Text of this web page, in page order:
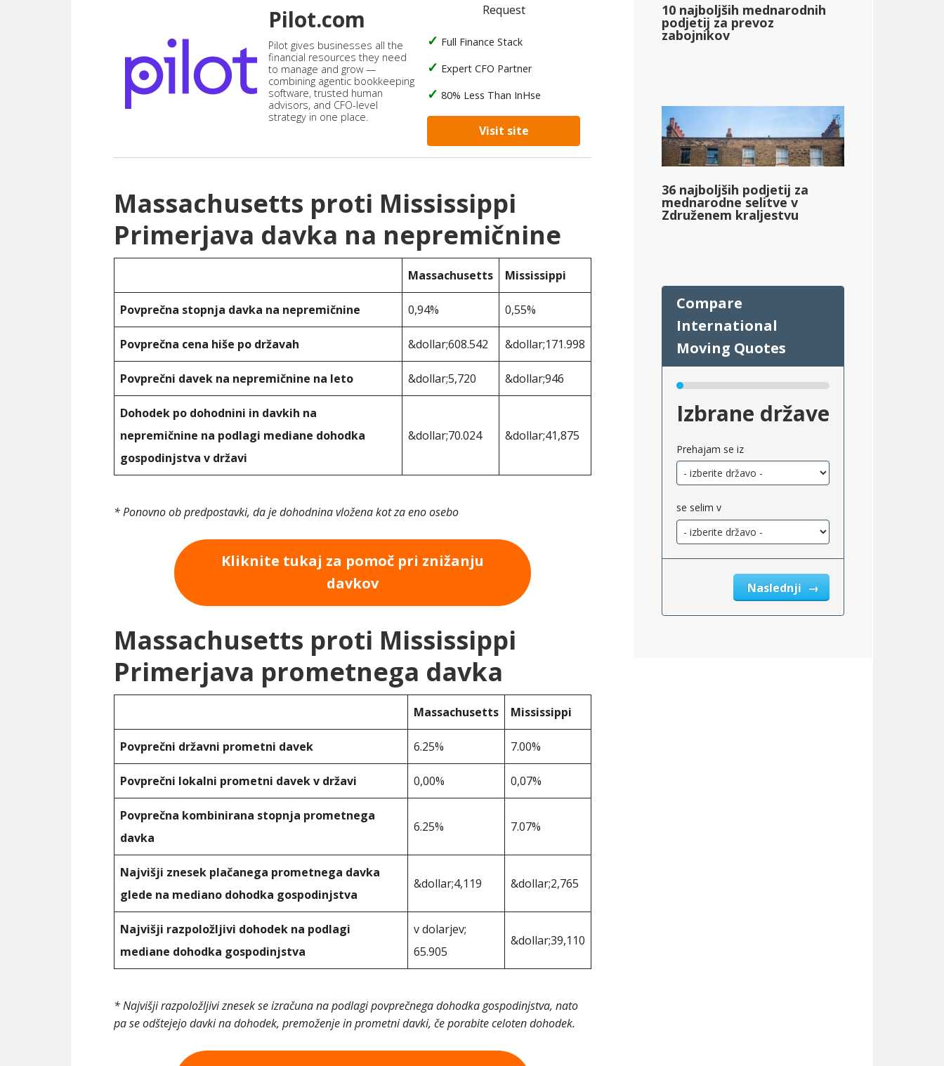
Pilot.com
Pilot gives businesses all the
financial resources they need
to manage and grow —
combining agentic bookkeeping
software, trusted human
advisors, and CFO-level
strategy in one place.
Request
Full Finance Stack
Expert CFO Partner
80% Less Than InHse
Visit site
Massachusetts proti Mississippi
Primerjava davka na nepremičnine
Massachusetts Mississippi
Povprečna stopnja davka na nepremičnine 0,94% 0,55%
Povprečna cena hiše po državah &dollar;608.542 &dollar;171.998
Povprečni davek na nepremičnine na leto &dollar;5,720 &dollar;946
Dohodek po dohodnini in davkih na
nepremičnine na podlagi mediane dohodka
gospodinjstva v državi
&dollar;70.024 &dollar;41,875
* Ponovno ob predpostavki, da je dohodnina vložena kot za eno osebo
Kliknite tukaj za pomoč pri znižanju
davkov
Massachusetts proti Mississippi
Primerjava prometnega davka
Massachusetts Mississippi
Povprečni državni prometni davek 6.25% 7.00%
Povprečni lokalni prometni davek v državi 0,00% 0,07%
Povprečna kombinirana stopnja prometnega
davka
6.25% 7.07%
Najvišji znesek plačanega prometnega davka
glede na mediano dohodka gospodinjstva
&dollar;4,119 &dollar;2,765
Najvišji razpoložljivi dohodek na podlagi
mediane dohodka gospodinjstva
v dolarjev;
65.905
&dollar;39,110
* Najvišji razpoložljivi znesek se izračuna na podlagi povprečnega dohodka gospodinjstva, nato
pa se odštejejo davki na dohodek, premoženje in prometni davki, če porabite celoten dohodek.
10 najboljših mednarodnih
podjetij za prevoz
zabojnikov
36 najboljših podjetij za
mednarodne selitve v
Združenem kraljestvu
Izbrane države
Prehajam se iz
se selim v
Naslednji